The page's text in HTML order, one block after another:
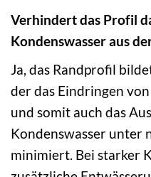
Verhindert das Profil
Kondenswasser aus
Ja, das Randprofil
der das Eindringen
und somit auch das
Kondenswasser unter
minimiert. Bei starker